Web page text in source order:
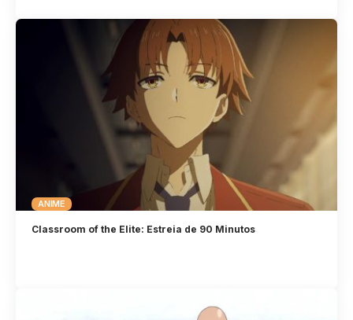
ANIME
Classroom of the Elite: Estreia de 90 Minutos